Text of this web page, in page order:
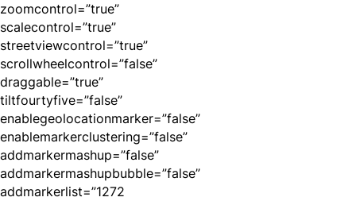
zoomcontrol=”true”
scalecontrol=”true”
streetviewcontrol=”true”
scrollwheelcontrol=”false”
draggable=”true”
tiltfourtyfive=”false”
enablegeolocationmarker=”false”
enablemarkerclustering=”false”
addmarkermashup=”false”
addmarkermashupbubble=”false”
addmarkerlist=”1272